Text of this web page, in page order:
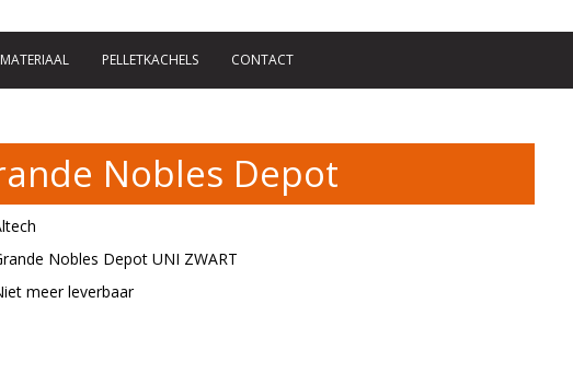
PELLETKACHELS CONTACT
Nobles Depot
Nobles Depot UNI ZWART
meer leverbaar